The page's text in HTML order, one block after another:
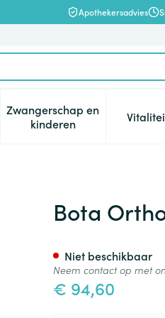
Apothekersadvies
verzorging en hygiëne
voor Dieet, voeding en
Zwangerschap en
kinderenToon submenu voor
Bota
€ 94,60
Niet beschikbaar
Neem contact op met